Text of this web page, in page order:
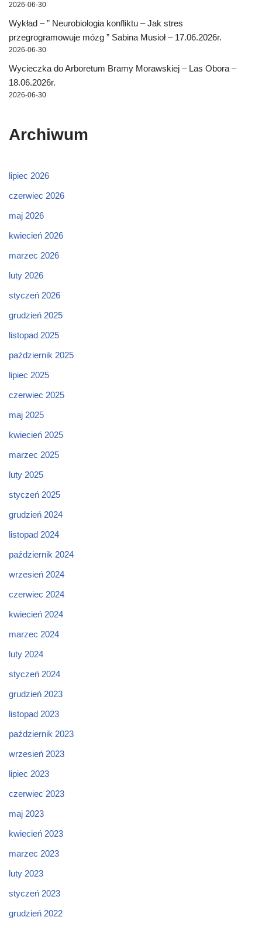
2026-06-30
Wykład – ” Neurobiologia konfliktu – Jak stres
przegrogramowuje mózg ” Sabina Musioł – 17.06.2026r.
2026-06-30
Wycieczka do Arboretum Bramy Morawskiej – Las Obora –
18.06.2026r.
2026-06-30
Archiwum
lipiec 2026
czerwiec 2026
maj 2026
kwiecień 2026
marzec 2026
luty 2026
styczeń 2026
grudzień 2025
listopad 2025
październik 2025
lipiec 2025
czerwiec 2025
maj 2025
kwiecień 2025
marzec 2025
luty 2025
styczeń 2025
grudzień 2024
listopad 2024
październik 2024
wrzesień 2024
czerwiec 2024
kwiecień 2024
marzec 2024
luty 2024
styczeń 2024
grudzień 2023
listopad 2023
październik 2023
wrzesień 2023
lipiec 2023
czerwiec 2023
maj 2023
kwiecień 2023
marzec 2023
luty 2023
styczeń 2023
grudzień 2022